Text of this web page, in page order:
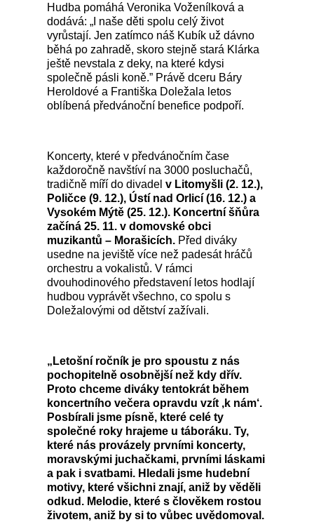
Hudba pomáhá Veronika Voženílková a
dodává: „I naše děti spolu celý život
vyrůstají. Jen zatímco náš Kubík už dávno
běhá po zahradě, skoro stejně stará Klárka
ještě nevstala z deky, na které kdysi
společně pásli koně.” Právě dceru Báry
Heroldové a Františka Doležala letos
oblíbená předvánoční benefice podpoří.
Koncerty, které v předvánočním čase
každoročně navštíví na 3000 posluchačů,
tradičně míří do divadel v Litomyšli (2. 12.),
Poličce (9. 12.), Ústí nad Orlicí (16. 12.) a
Vysokém Mýtě (25. 12.). Koncertní šňůra
začíná 25. 11. v domovské obci
muzikantů –Morašicích. Před diváky
usedne na jeviště více než padesát hráčů
orchestru a vokalistů. V rámci
dvouhodinového představení letos hodlají
hudbou vyprávět všechno, co spolu s
Doležalovými od dětství zažívali.
„Letošní ročník je pro spoustu z nás
pochopitelně osobnější než kdy dřív.
Proto chceme diváky tentokrát během
koncertního večera opravdu vzít ‚k nám‘.
Posbírali jsme písně, které celé ty
společné roky hrajeme u táboráku. Ty,
které nás provázely prvními koncerty,
moravskými juchačkami, prvními láskami
a pak i svatbami. Hledali jsme hudební
motivy, které všichni znají, aniž by věděli
odkud. Melodie, které s člověkem rostou
životem, aniž by si to vůbec uvědomoval.